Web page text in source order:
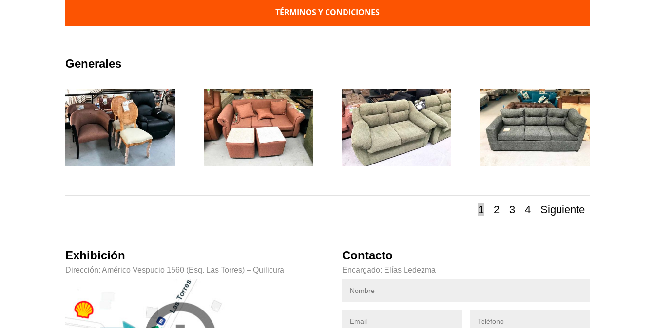
TÉRMINOS Y CONDICIONES
Generales
1 2 3 4 Siguiente
Exhibición
Dirección: Américo Vespucio 1560 (Esq. Las Torres) – Quilicura
Contacto
Encargado: Elías Ledezma